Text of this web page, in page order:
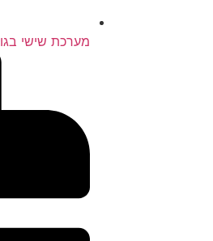
מערכת שישי